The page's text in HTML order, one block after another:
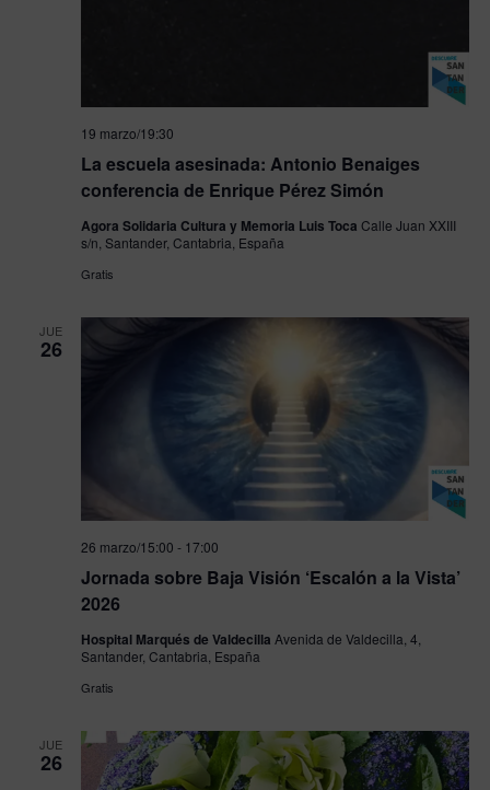
La escuela asesinada: Antonio Benaiges
conferencia de Enrique Pérez Simón
19 marzo/19:30
Agora Solidaria Cultura y Memoria Luis Toca Calle Juan XXIII
s/n, Santander, Cantabria, España
Gratis
JUE
26
Jornada sobre Baja Visión ‘Escalón a la Vista’
2026
26 marzo/15:00 - 17:00
Hospital Marqués de Valdecilla Avenida de Valdecilla, 4,
Santander, Cantabria, España
Gratis
JUE
26